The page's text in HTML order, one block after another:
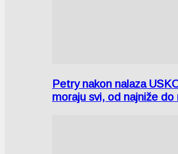
Petry nakon nalaza
moraju svi, od najniže